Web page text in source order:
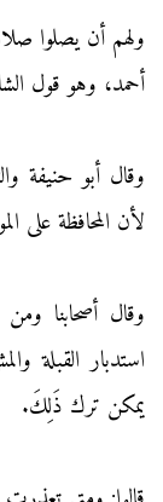
ولهم أن يصلوا
أحمد، وهو قول
وقال أبو حنيفة
لأن المحافظة على
وقال أصحابنا
استدبار القبلة
يمكن ترك ذَلِكَ.